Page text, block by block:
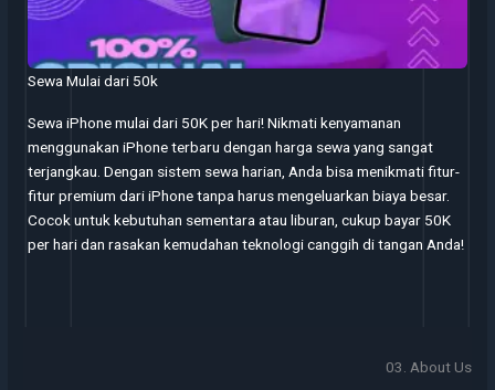
Sewa Mulai dari 50k
Sewa iPhone mulai dari 50K per hari! Nikmati kenyamanan
menggunakan iPhone terbaru dengan harga sewa yang sangat
terjangkau. Dengan sistem sewa harian, Anda bisa menikmati fitur-
fitur premium dari iPhone tanpa harus mengeluarkan biaya besar.
Cocok untuk kebutuhan sementara atau liburan, cukup bayar 50K
per hari dan rasakan kemudahan teknologi canggih di tangan Anda!
03. About Us